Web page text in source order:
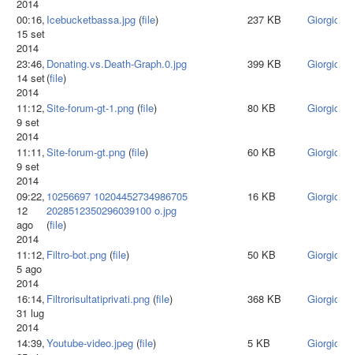
2014
00:16,
15 set
2014
Icebucketbassa.jpg (file) 237 KB
23:46,
14 set
2014
Donating.vs.Death-Graph.0.jpg
(file)
399 KB
11:12,
9 set
2014
Site-forum-gt-1.png (file) 80 KB
11:11,
9 set
2014
Site-forum-gt.png (file) 60 KB
09:22,
12
ago
2014
10256697 10204452734986705
2028512350296039100 o.jpg
(file)
16 KB
11:12,
5 ago
2014
Filtro-bot.png (file) 50 KB
16:14,
31 lug
2014
Filtrorisultatiprivati.png (file) 368 KB
14:39,Youtube-video.jpeg (file) 5 KB